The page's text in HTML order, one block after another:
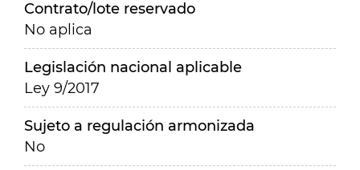
Contrato/lote reservado
No aplica
Legislación nacional aplicable
Ley 9/2017
Sujeto a regulación armonizada
No